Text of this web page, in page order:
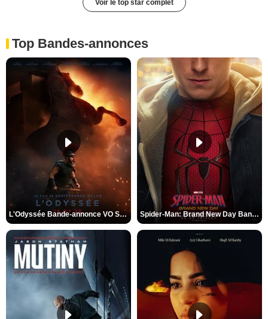
Voir le top star complet
Top Bandes-annonces
L'Odyssée Bande-annonce VO STFR Spider-Man: Brand New Day Bande-annonce VO STFR